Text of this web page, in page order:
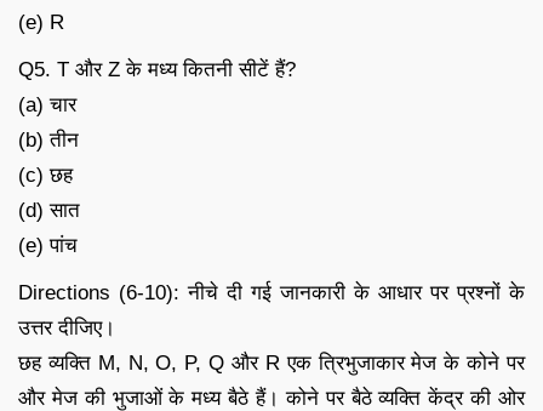
(e) R
Q5. T और Z के मध्य कितनी सीटें हैं?
(a) चार
(b) तीन
(c) छह
(d) सात
(e) पांच
Directions (6-10): नीचे दी गई जानकारी के आधार पर प्रश्नों के
उत्तर दीजिए।
छह व्यक्ति M, N, O, P, Q और R एक त्रिभुजाकार मेज के कोने पर
और मेज की भुजाओं के मध्य बैठे हैं। कोने पर बैठे व्यक्ति केंद्र की ओर